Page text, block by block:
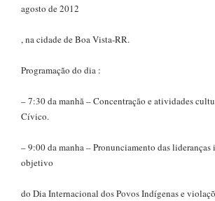
agosto de 2012
, na cidade de Boa Vista-RR.
Programação do dia :
– 7:30 da manhã – Concentração e atividades
Cívico.
– 9:00 da manha – Pronunciamento das lideranças
objetivo
do Dia Internacional dos Povos Indígenas e